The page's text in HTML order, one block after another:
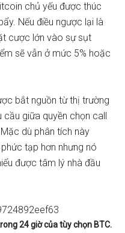
chủ yếu được thúc
Nếu điều ngược lại là
cược lớn vào sự sụt
sẽ vẫn ở mức 5% hoặc
bắt nguồn từ thị trường
cầu giữa quyền chọn call
dù phân tích này
tạp hơn nhưng nó
được tâm lý nhà đầu
24 giờ của tùy chọn BTC.